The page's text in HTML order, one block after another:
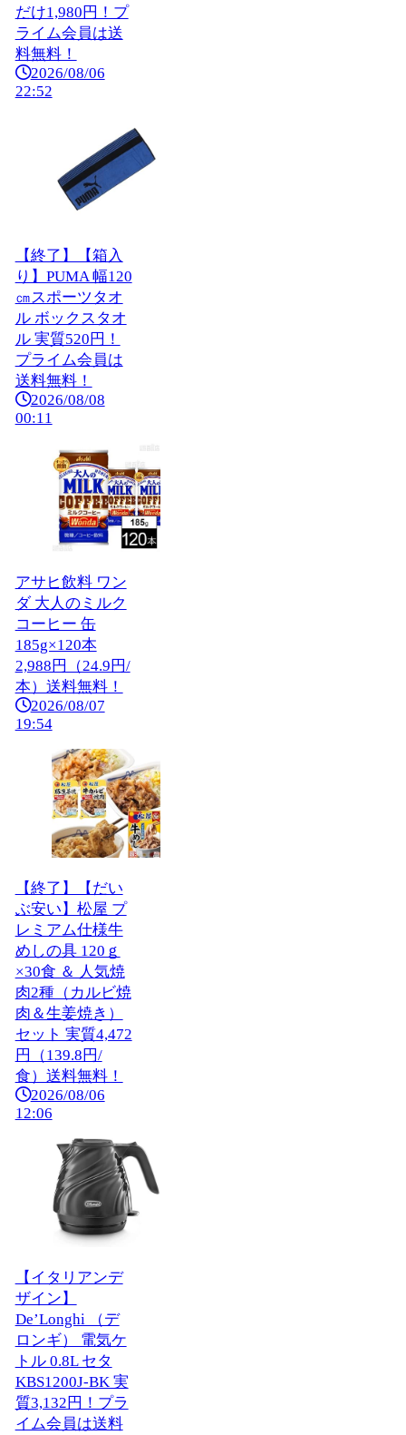
だけ1,980円！プ
ライム会員は送
料無料！
2026/08/06
22:52
【終了】【箱入
り】PUMA 幅120
㎝スポーツタオ
ル ボックスタオ
ル 実質520円！
プライム会員は
送料無料！
2026/08/08
00:11
アサヒ飲料 ワン
ダ 大人のミルク
コーヒー 缶
185g×120本
2,988円（24.9円/
本）送料無料！
2026/08/07
19:54
【終了】【だい
ぶ安い】松屋 プ
レミアム仕様牛
めしの具 120ｇ
×30食 ＆ 人気焼
肉2種（カルビ焼
肉＆生姜焼き）
セット 実質4,472
円（139.8円/
食）送料無料！
2026/08/06
12:06
【イタリアンデ
ザイン】
De’Longhi （デ
ロンギ） 電気ケ
トル 0.8L セタ
KBS1200J-BK 実
質3,132円！プラ
イム会員は送料